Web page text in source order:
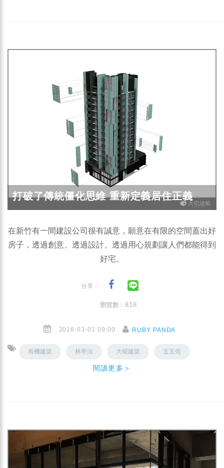
打破了傳統僵化思維 重新定義居住正義
在新竹有一間建設公司很有誠意，願意在有限的空間蓋出好
房子，透過創意、透過設計、透過用心規劃讓人們都能得到
好宅。
分享：
瀏覽數 : 818
2016-03-01 09:00 RUBY PANDA
有機建築 林帝沅 大硯建築 五五侘
閱讀更多＞